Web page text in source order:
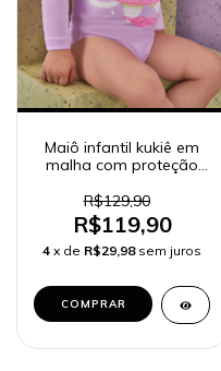
Maiô infantil kukiê em
malha com proteção
gatinha
R$129,90
R$119,90
4 x de R$29,98 sem juros
COMPRAR